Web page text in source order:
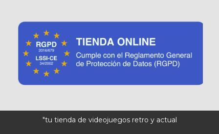
"tu tienda de videojuegos retro y actual